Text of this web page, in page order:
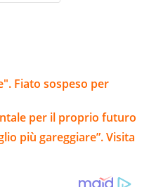
Fiato sospeso per
per il proprio futuro
più gareggiare”. Visita